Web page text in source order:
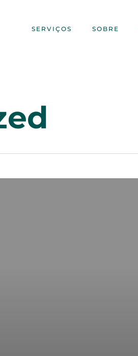
SERVIÇOS SOBRE